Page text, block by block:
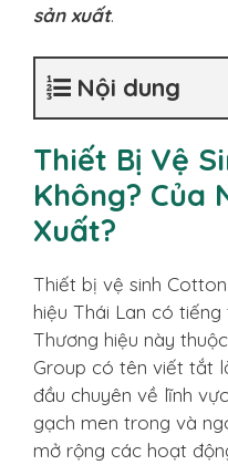
sản xuất.
Nội dung
Thiết Bị Vệ
Không? Của
Xuất?
Thiết bị vệ sinh
hiệu Thái Lan có
Thương hiệu này
Group có tên viết tắt
đầu chuyên về lĩnh
gạch men trong và
mở rộng các hoạt